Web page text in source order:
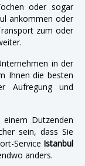
oder sogar
ankommen oder
zum oder
in der
Ihnen die besten
Aufregung und
Dutzenden
sein, dass Sie
Service Istanbul
anders.